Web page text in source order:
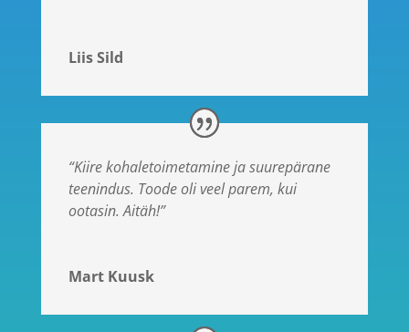
Liis Sild
“Kiire kohaletoimetamine ja suurepärane
teenindus. Toode oli veel parem, kui
ootasin. Aitäh!”
Mart Kuusk